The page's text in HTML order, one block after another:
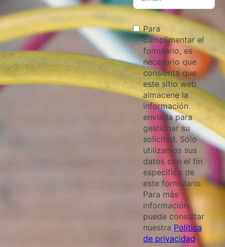
Para
cumplimentar el
fomulario, es
necesario que
consienta que
este sitio web
almacene la
información
enviada para
gestionar su
solicitud. Sólo
utilizamos sus
datos con el fin
específico de
este formulario.
Para más
información
puede consultar
nuestra Política
de privacidad